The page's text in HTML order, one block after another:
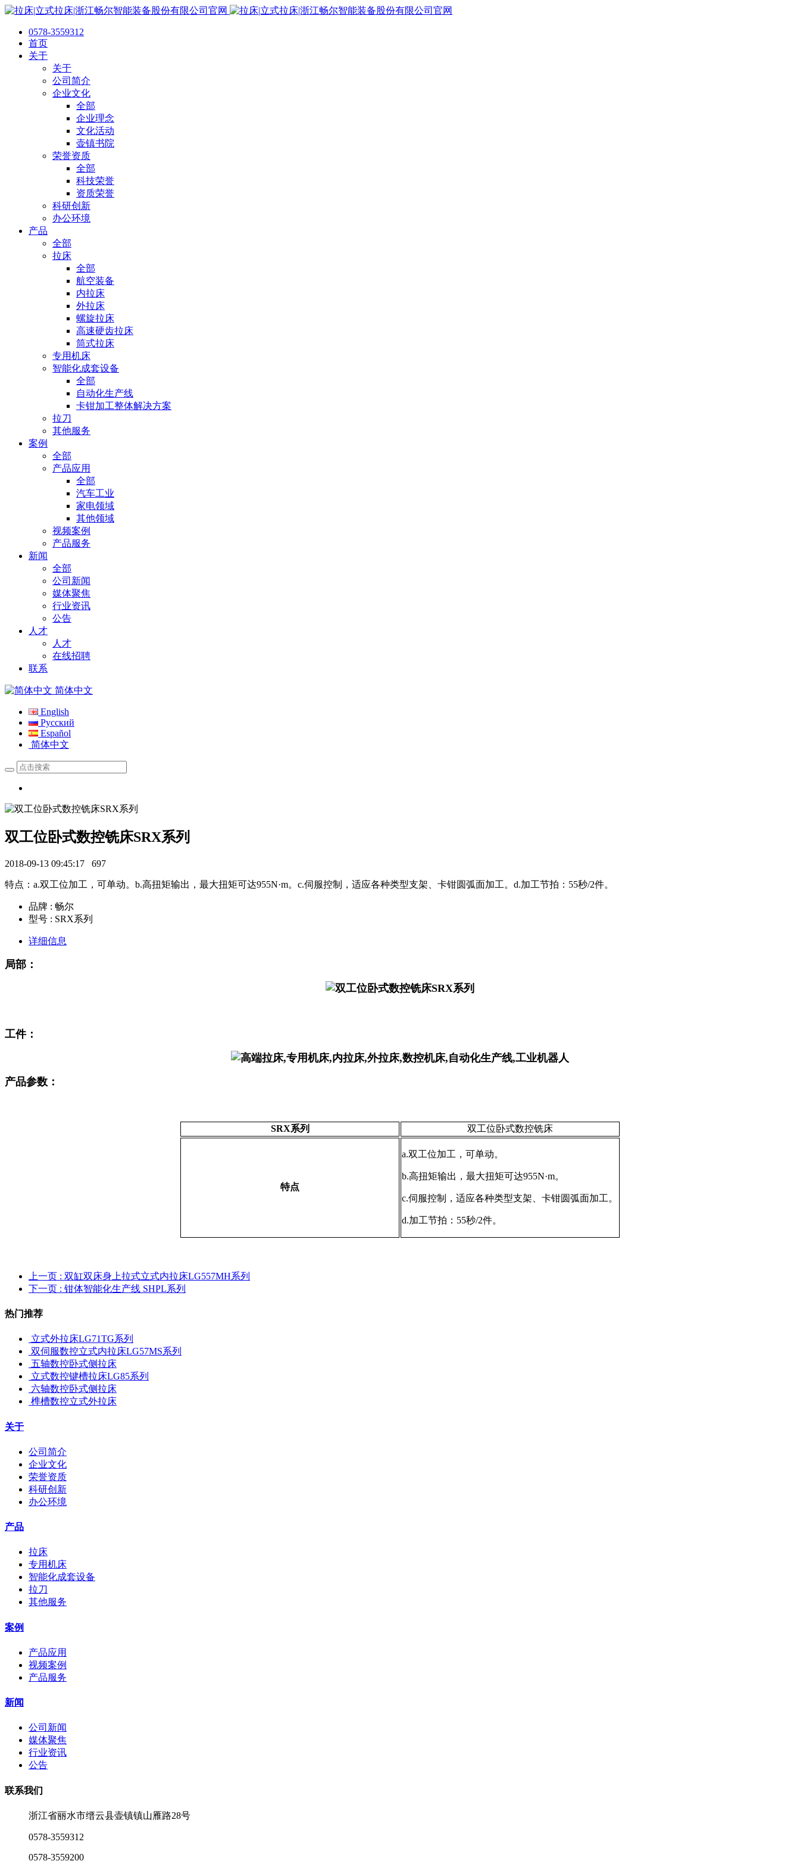
0578-3559312
首页
关于
关于
公司简介
企业文化
全部
企业理念
文化活动
壶镇书院
荣誉资质
全部
科技荣誉
资质荣誉
科研创新
办公环境
产品
全部
拉床
全部
航空装备
内拉床
外拉床
螺旋拉床
高速硬齿拉床
筒式拉床
专用机床
智能化成套设备
全部
自动化生产线
卡钳加工整体解决方案
拉刀
其他服务
案例
全部
产品应用
全部
汽车工业
家电领域
其他领域
视频案例
产品服务
新闻
全部
公司新闻
媒体聚焦
行业资讯
公告
人才
人才
在线招聘
联系
简体中文
English
Русский
Español
简体中文
双工位卧式数控铣床SRX系列
2018-09-13 09:45:17 697
特点：a.双工位加工，可单动。b.高扭矩输出，最大扭矩可达955N·m。c.伺服控制，适应各种类型支架、卡钳圆弧面加工。d.加工节拍：55秒/2件。
品牌 : 畅尔
型号 : SRX系列
详细信息
局部：
工件：
产品参数：
SRX系列 双工位卧式数控铣床
特点
a.双工位加工，可单动。
b.高扭矩输出，最大扭矩可达955N·m。
c.伺服控制，适应各种类型支架、卡钳圆弧面加工。
d.加工节拍：55秒/2件。
上一页 : 双缸双床身上拉式立式内拉床LG557MH系列
下一页 : 钳体智能化生产线 SHPL系列
热门推荐
立式外拉床LG71TG系列
双伺服数控立式内拉床LG57MS系列
五轴数控卧式侧拉床
立式数控键槽拉床LG85系列
六轴数控卧式侧拉床
榫槽数控立式外拉床
关于
公司简介
企业文化
荣誉资质
科研创新
办公环境
产品
拉床
专用机床
智能化成套设备
拉刀
其他服务
案例
产品应用
视频案例
产品服务
新闻
公司新闻
媒体聚焦
行业资讯
公告
联系我们
浙江省丽水市缙云县壶镇镇山雁路28号
0578-3559312
0578-3559200